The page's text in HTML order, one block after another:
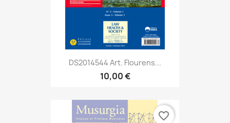
DS2014544 Art. Flourens...
10,00 €
favorite_border